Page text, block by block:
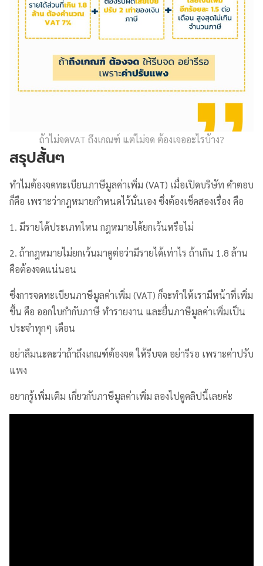
ถ้าไม่จดVAT ถึงเกณฑ์ แต่ไม่จด ต้องเจออะไรบ้าง?
สรุปสั้นๆ
ทำไมต้องจดทะเบียนภาษีมูลค่าเพิ่ม (VAT) เมื่อเปิดบริษัท คำตอบ
ก็คือ เพราะว่ากฎหมายกำหนดไว้นั่นเอง ซึ่งต้องเช็คสองเรื่อง คือ
1. มีรายได้ประเภทไหน กฎหมายได้ยกเว้นหรือไม่
2. ถ้ากฎหมายไม่ยกเว้นมาดูต่อว่ามีรายได้เท่าไร ถ้าเกิน 1.8 ล้าน
คือต้องจดแน่นอน
ซึ่งการจดทะเบียนภาษีมูลค่าเพิ่ม (VAT) ก็จะทำให้เรามีหน้าที่เพิ่ม
ขึ้น คือ ออกใบกำกับภาษี ทำรายงาน และยื่นภาษีมูลค่าเพิ่มเป็น
ประจำทุกๆ เดือน
อย่าลืมนะคะว่าถ้าถึงเกณฑ์ต้องจด ให้รีบจด อย่ารีรอ เพราะค่าปรับ
แพง
อยากรู้เพิ่มเติม เกี่ยวกับภาษีมูลค่าเพิ่ม ลองไปดูคลิปนี้เลยค่ะ